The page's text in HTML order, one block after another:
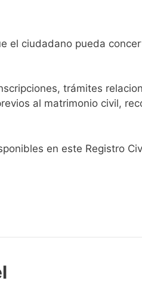
el ciudadano pueda
trámites
al matrimonio civil,
en este Registro